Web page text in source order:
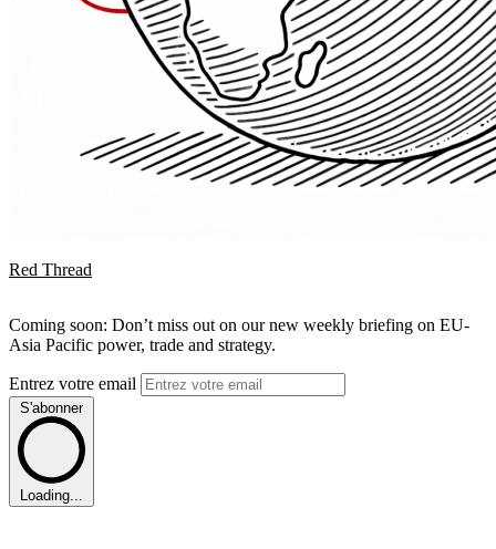
Red Thread
Coming soon: Don’t miss out on our new weekly briefing on EU-
Asia Pacific power, trade and strategy.
Entrez votre email
S'abonner
Loading...